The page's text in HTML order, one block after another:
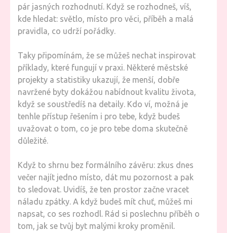
pár jasných rozhodnutí. Když se rozhodneš, víš,
kde hledat: světlo, místo pro věci, příběh a malá
pravidla, co udrží pořádky.
Taky připomínám, že se můžeš nechat inspirovat
příklady, které fungují v praxi. Některé městské
projekty a statistiky ukazují, že menší, dobře
navržené byty dokážou nabídnout kvalitu života,
když se soustředíš na detaily. Kdo ví, možná je
tenhle přístup řešením i pro tebe, když budeš
uvažovat o tom, co je pro tebe doma skutečně
důležité.
Když to shrnu bez formálního závěru: zkus dnes
večer najít jedno místo, dát mu pozornost a pak
to sledovat. Uvidíš, že ten prostor začne vracet
náladu zpátky. A když budeš mít chuť, můžeš mi
napsat, co ses rozhodl. Rád si poslechnu příběh o
tom, jak se tvůj byt malými kroky proměnil.